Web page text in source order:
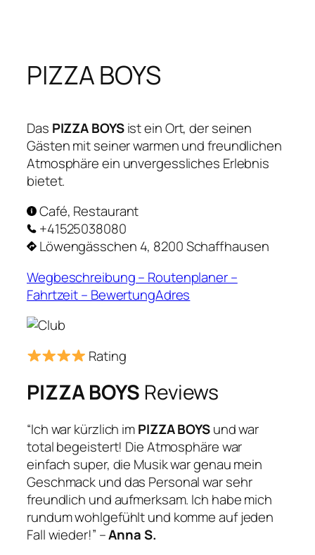
springen
PIZZA BOYS
Das PIZZA BOYSist ein Ort, der seinen
Gästen mit seiner warmen und freundlichen
Atmosphäre ein unvergessliches Erlebnis
bietet.
Café, Restaurant
+41525038080
Löwengässchen 4, 8200 Schaffhausen
Wegbeschreibung – Routenplaner –
Fahrtzeit – BewertungAdres
Rating
PIZZA BOYS Reviews
“Ich war kürzlich imPIZZA BOYSund war
total begeistert! Die Atmosphäre war
einfach super, die Musik war genau mein
Geschmack und das Personal war sehr
freundlich und aufmerksam. Ich habe mich
rundum wohlgefühlt und komme auf jeden
Fall wieder!” –Anna S.